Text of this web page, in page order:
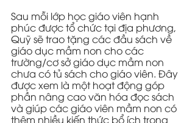
Sau mỗi lớp học giáo viên hạnh
phúc được tổ chức tại địa phương,
Quỹ sẽ trao tặng các đầu sách về
giáo dục mầm non cho các
trường/cơ sở giáo dục mầm non
chưa có tủ sách cho giáo viên. Đây
được xem là một hoạt động góp
phần nâng cao văn hóa đọc sách
và giúp các giáo viên mầm non có
thêm nhiều kiến thức bổ ích trong